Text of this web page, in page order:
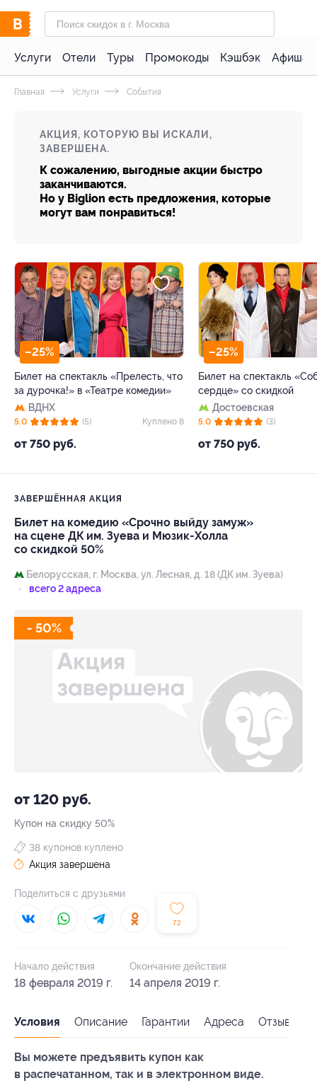
Услуги Отели Туры Промокоды Кэшбэк Афиша
Главная Услуги События
АКЦИЯ, КОТОРУЮ ВЫ ИСКАЛИ,
ЗАВЕРШЕНА.
К сожалению, выгодные акции быстро
заканчиваются.
Но у Biglion есть предложения, которые
могут вам понравиться!
–25%
Билет на спектакль «Прелесть, что
за дурочка!» в «Театре комедии»
ВДНХ
от 750 руб.
5.0 (5) Куплено 8
–25%
Билет на спектакль
сердце» со скидкой
Достоевская
от 750 руб.
5.0 (3)
ЗАВЕРШЁННАЯ АКЦИЯ
Билет на комедию «Срочно выйду замуж»
на сцене ДК им. Зуева и Мюзик-Холла
со скидкой 50%
Белорусская, г. Москва, ул. Лесная, д. 18 (ДК им. Зуева)
всего 2 адреса
- 50%
от 120 руб.
Купон на скидку 50%
72
38 купонов куплено
Акция завершена
Поделиться с друзьями
Начало действия
18 февраля 2019 г.
Окончание действия
14 апреля 2019 г.
Условия Описание Гарантии Адреса Отзывы
Вы можете предъявить купон как
в распечатанном, так и в электронном виде.